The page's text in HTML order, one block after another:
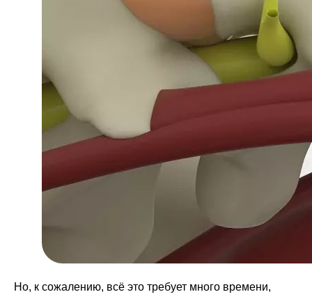
Но, к сожалению, всё это требует много времени,